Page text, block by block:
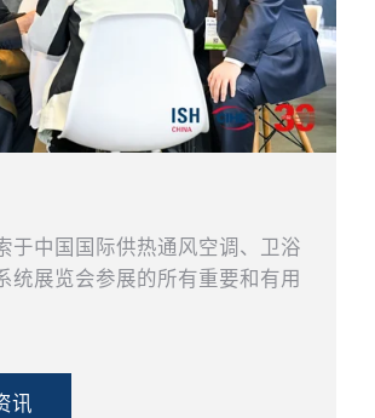
于中国国际供热通风空调、卫浴
统展览会参展的所有重要和有用
讯